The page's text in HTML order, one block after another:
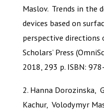
Maslov. Trends in the
devices based on
perspective
Scholars’ Press
2018, 293 p. ISBN:
2. Hanna Dorozinska,
Kachur, Volodymyr